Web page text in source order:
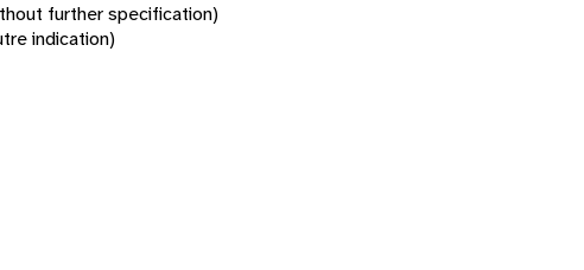
further specification)
indication)